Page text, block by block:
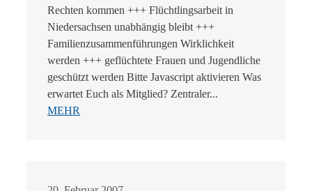
Rechten kommen +++ Flüchtlingsarbeit in
Niedersachsen unabhängig bleibt +++
Familienzusammenführungen Wirklichkeit
werden +++ geflüchtete Frauen und Jugendliche
geschützt werden Bitte Javascript aktivieren Was
erwartet Euch als Mitglied? Zentraler...
MEHR